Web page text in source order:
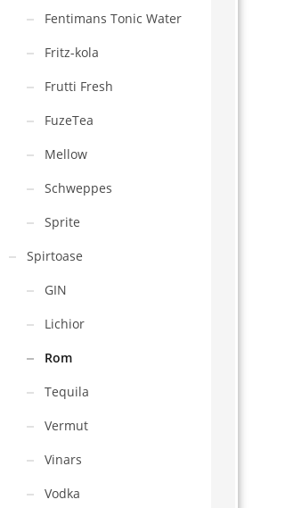
Fentimans Tonic Water
Fritz-kola
Frutti Fresh
FuzeTea
Mellow
Schweppes
Sprite
Spirtoase
GIN
Lichior
Rom
Tequila
Vermut
Vinars
Vodka